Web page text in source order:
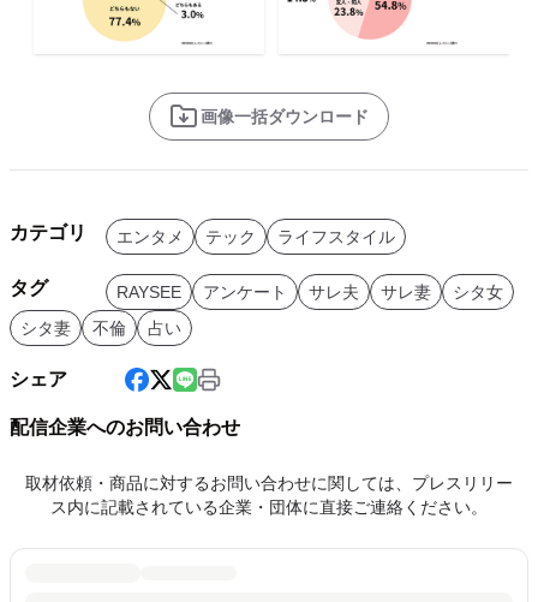
画像一括ダウンロード
カテゴリ エンタメ テック ライフスタイル
タグ RAYSEE アンケート サレ夫 サレ妻
シタ女
シタ妻
不倫 占い
シェア
配信企業へのお問い合わせ
取材依頼・商品に対するお問い合わせに関しては、プレスリリー
ス内に記載されている企業・団体に直接ご連絡ください。